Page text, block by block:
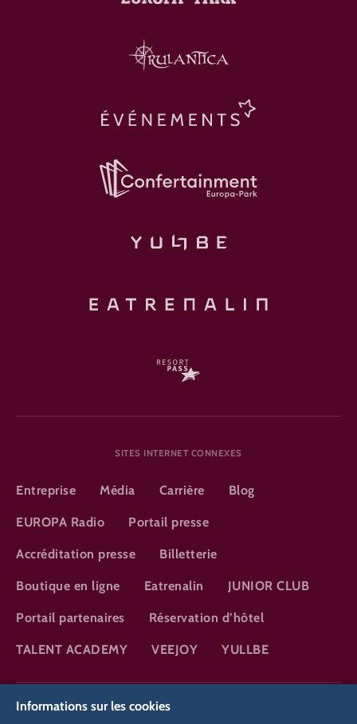
SITES INTERNET CONNEXES
Entreprise Média Carrière Blog
EUROPA Radio Portail presse
Accréditation presse Billetterie
Boutique en ligne Eatrenalin JUNIOR CLUB
Portail partenaires Réservation d’hôtel
TALENT ACADEMY VEEJOY YULLBE
Politique de confidentialité
Informations sur les cookies